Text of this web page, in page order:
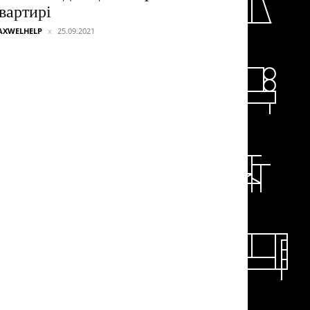
25.09.2021